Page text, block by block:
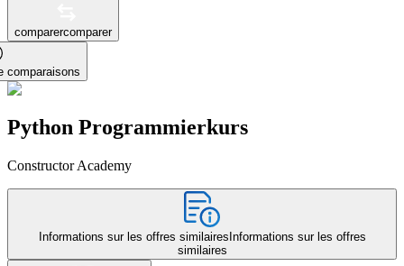
comparercomparer
comparaisons
Python Programmierkurs
Constructor Academy
Informations sur les offres similaires Informations sur les offres
similaires